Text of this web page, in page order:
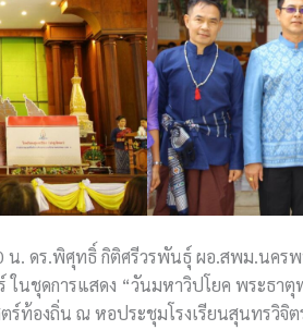
น. ดร.พิศุทธิ์ กิติศรีวรพันธุ์ ผอ.สพม.น
ในชุดการแสดง “วันมหาวิปโยค พระธ
ร์ท้องถิ่น ณ หอประชุมโรงเรียนสุนทรวิจิ